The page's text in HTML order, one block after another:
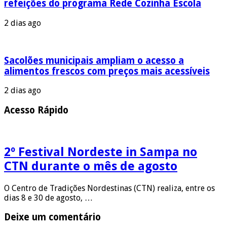
refeições do programa Rede Cozinha Escola
2 dias ago
Sacolões municipais ampliam o acesso a
alimentos frescos com preços mais acessíveis
2 dias ago
Acesso Rápido
2º Festival Nordeste in Sampa no
CTN durante o mês de agosto
O Centro de Tradições Nordestinas (CTN) realiza, entre os
dias 8 e 30 de agosto, …
Deixe um comentário